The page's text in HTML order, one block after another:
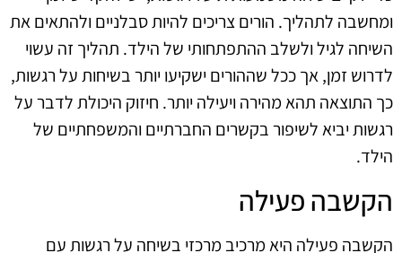
ומחשבה לתהליך. הורים צריכים להיות סבלניים ולהתאים את
השיחה לגיל ולשלב ההתפתחותי של הילד. תהליך זה עשוי
לדרוש זמן, אך ככל שההורים ישקיעו יותר בשיחות על רגשות,
כך התוצאה תהא מהירה ויעילה יותר. חיזוק היכולת לדבר על
רגשות יביא לשיפור בקשרים החברתיים והמשפחתיים של
הילד.
הקשבה פעילה
הקשבה פעילה היא מרכיב מרכזי בשיחה על רגשות עם